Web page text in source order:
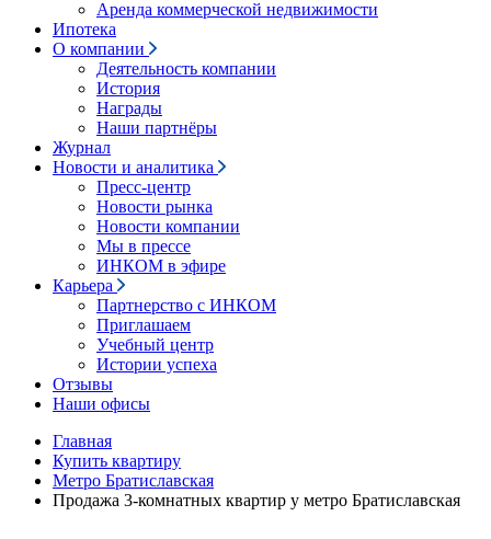
Аренда коммерческой недвижимости
Ипотека
О компании
Деятельность компании
История
Награды
Наши партнёры
Журнал
Новости и аналитика
Пресс-центр
Новости рынка
Новости компании
Мы в прессе
ИНКОМ в эфире
Карьера
Партнерство с ИНКОМ
Приглашаем
Учебный центр
Истории успеха
Отзывы
Наши офисы
Главная
Купить квартиру
Метро Братиславская
Продажа 3-комнатных квартир у метро Братиславская